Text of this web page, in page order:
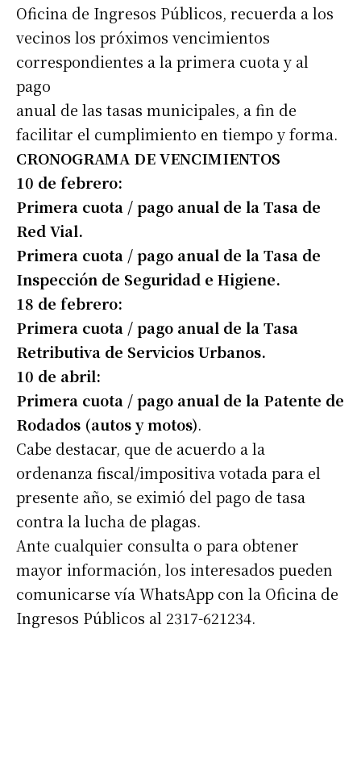
Oficina de Ingresos Públicos, recuerda a los
vecinos los próximos vencimientos
correspondientes a la primera cuota y al
pago
anual de las tasas municipales, a fin de
facilitar el cumplimiento en tiempo y forma.
CRONOGRAMA DE VENCIMIENTOS
10 de febrero:
Primera cuota / pago anual de la Tasa de
Red Vial.
Primera cuota / pago anual de la Tasa de
Inspección de Seguridad e Higiene.
18 de febrero:
Primera cuota / pago anual de la Tasa
Retributiva de Servicios Urbanos.
10 de abril:
Primera cuota / pago anual de la Patente de
Rodados (autos y motos).
Cabe destacar, que de acuerdo a la
ordenanza fiscal/impositiva votada para el
presente año, se eximió del pago de tasa
contra la lucha de plagas.
Ante cualquier consulta o para obtener
mayor información, los interesados pueden
comunicarse vía WhatsApp con la Oficina de
Ingresos Públicos al 2317-621234.